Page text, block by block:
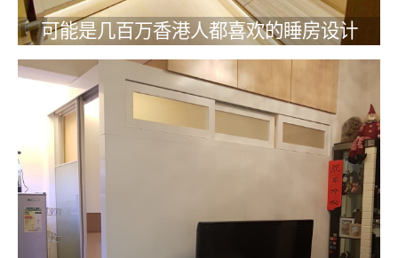
可能是几百万香港人都喜欢的睡房设计